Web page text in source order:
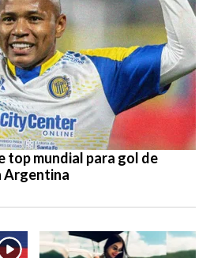
top mundial para gol de
Argentina